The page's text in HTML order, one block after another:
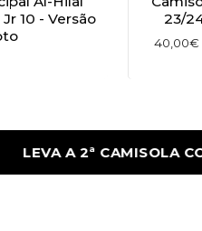
10 - Versão
23/
40,00€
LEVA A 2ª CAMISOLA